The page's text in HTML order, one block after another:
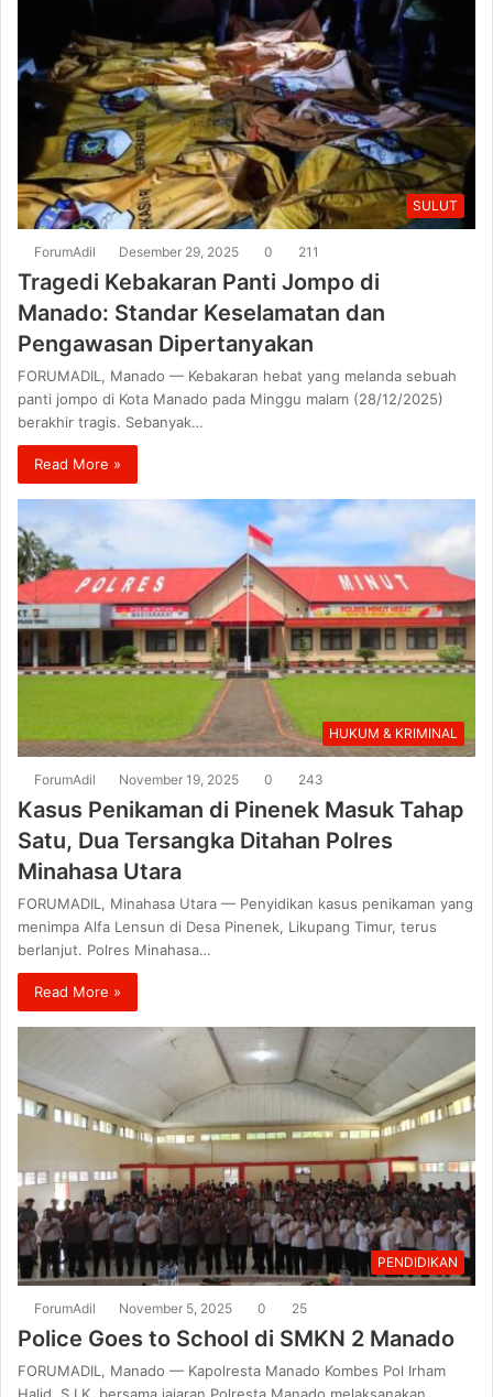
SULUT
ForumAdil Desember 29, 2025 0 211
Tragedi Kebakaran Panti Jompo di
Manado: Standar Keselamatan dan
Pengawasan Dipertanyakan
FORUMADIL, Manado — Kebakaran hebat yang melanda sebuah
panti jompo di Kota Manado pada Minggu malam (28/12/2025)
berakhir tragis. Sebanyak…
Read More »
HUKUM & KRIMINAL
ForumAdil November 19, 2025 0 243
Kasus Penikaman di Pinenek Masuk Tahap
Satu, Dua Tersangka Ditahan Polres
Minahasa Utara
FORUMADIL, Minahasa Utara — Penyidikan kasus penikaman yang
menimpa Alfa Lensun di Desa Pinenek, Likupang Timur, terus
berlanjut. Polres Minahasa…
Read More »
PENDIDIKAN
ForumAdil November 5, 2025 0 25
Police Goes to School di SMKN 2 Manado
FORUMADIL, Manado — Kapolresta Manado Kombes Pol Irham